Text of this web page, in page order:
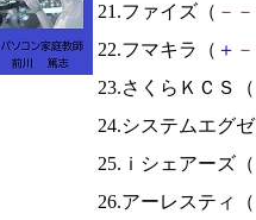
21.ファイズ（ － －
22.フマキラ（ ＋ －
23.さくらＫＣＳ（
24.システムエグ
25.ｉシェアーズ（
26.アーレスティ（